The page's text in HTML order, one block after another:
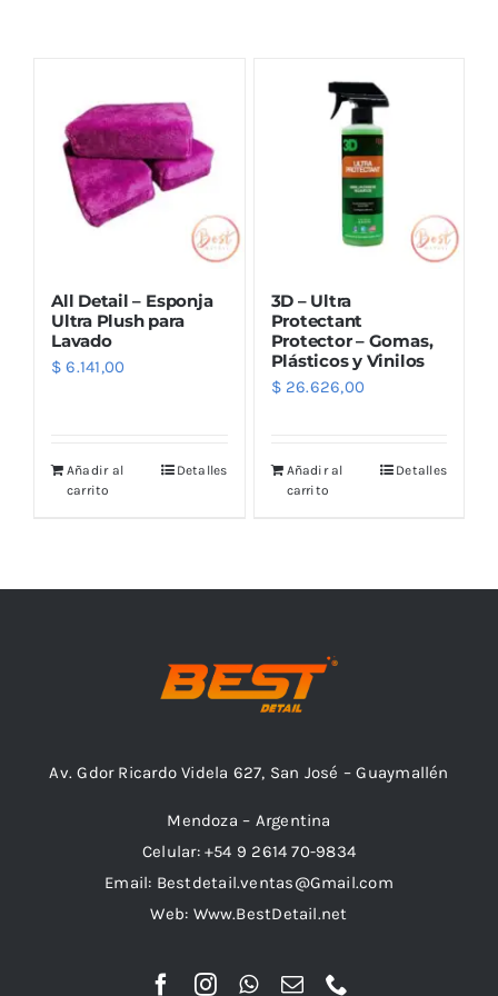
Combos
Mayorista
Marcas
All Detail – Esponja
Ultra Plush para
Lavado
$ 6.141,00
Añadir al
carrito
Detalles
3D – Ultra
Protectant
Protector – Gomas,
Plásticos y Vinilos
$26.626,00
Añadir al
carrito
Detalles
Av. Gdor Ricardo Videla 627, San José – Guaymallén
Mendoza – Argentina
Celular: +54 9 2614 70-9834
Email: Bestdetail.ventas@Gmail.com
Web: Www.BestDetail.net